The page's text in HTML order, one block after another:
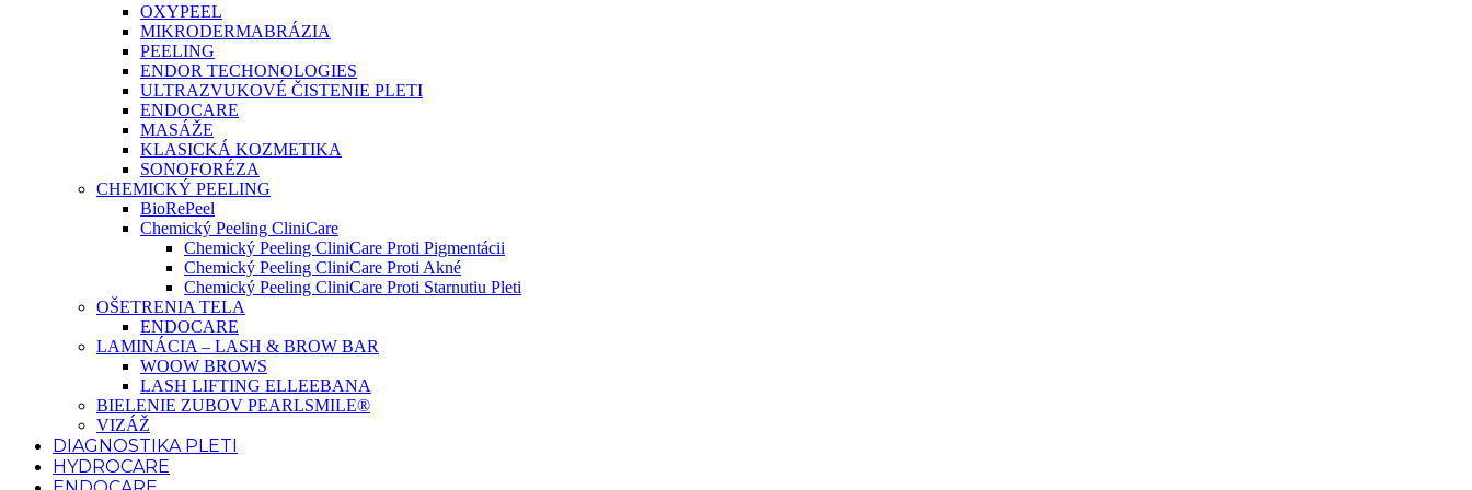
OXYPEEL
MIKRODERMABRÁZIA
PEELING
ENDOR TECHONOLOGIES
ULTRAZVUKOVÉ ČISTENIE PLETI
ENDOCARE
MASÁŽE
KLASICKÁ KOZMETIKA
SONOFORÉZA
CHEMICKÝ PEELING
BioRePeel
Chemický Peeling CliniCare
Chemický Peeling CliniCare Proti Pigmentácii
Chemický Peeling CliniCare Proti Akné
Chemický Peeling CliniCare Proti Starnutiu Pleti
OŠETRENIA TELA
ENDOCARE
LAMINÁCIA – LASH & BROW BAR
WOOW BROWS
LASH LIFTING ELLEEBANA
BIELENIE ZUBOV PEARLSMILE®
VIZÁŽ
DIAGNOSTIKA PLETI
HYDROCARE